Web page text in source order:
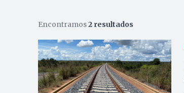
Encontramos2 resultados